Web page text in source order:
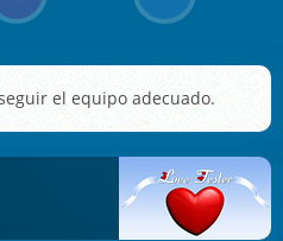
el equipo adecuado.